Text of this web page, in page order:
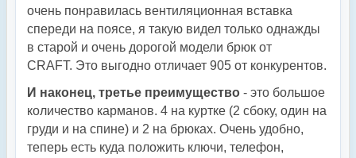
очень понравилась вентиляционная вставка
спереди на поясе, я такую видел только однажды
в старой и очень дорогой модели брюк от
CRAFT. Это выгодно отличает 905 от конкурентов.
И наконец, третье преимущество - это большое
количество карманов. 4 на куртке (2 сбоку, один на
груди и на спине) и 2 на брюках. Очень удобно,
теперь есть куда положить ключи, телефон,